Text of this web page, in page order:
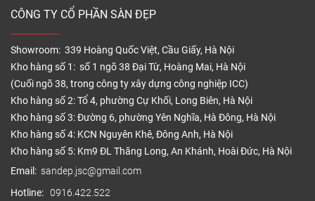
CÔNG TY CỔ PHẦN SÀN ĐẸP
Showroom: 339 Hoàng Quốc Việt, Cầu Giấy, Hà Nội
Kho hàng số 1: số 1 ngõ 38 Đại Từ, Hoàng Mai, Hà Nội
(Cuối ngõ 38, trong công ty xây dựng công nghiệp ICC)
Kho hàng số 2: Tổ 4, phường Cự Khối, Long Biên, Hà Nội
Kho hàng số 3: Đường 6, phường Yên Nghĩa, Hà Đông, Hà Nội
Kho hàng số 4: KCN Nguyên Khê, Đông Anh, Hà Nội
Kho hàng số 5: Km9 ĐL Thăng Long, An Khánh, Hoài Đức, Hà Nội
Email: sandep.jsc@gmail.com
Hotline: 0916.422.522